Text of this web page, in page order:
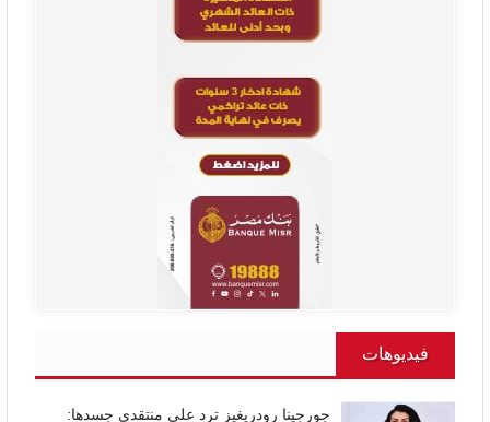
فيديوهات
جورجينا رودريغيز ترد على منتقدي جسدها: